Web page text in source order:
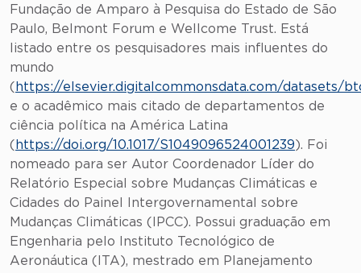
Fundação de Amparo à Pesquisa do Estado de São
Paulo, Belmont Forum e Wellcome Trust. Está
listado entre os pesquisadores mais influentes do
mundo
( https://elsevier.digitalcommonsdata.com/datasets/
e o acadêmico mais citado de departamentos de
ciência política na América Latina
( https://doi.org/10.1017/S1049096524001239). Foi
nomeado para ser Autor Coordenador Líder do
Relatório Especial sobre Mudanças Climáticas e
Cidades do Painel Intergovernamental sobre
Mudanças Climáticas (IPCC). Possui graduação em
Engenharia pelo Instituto Tecnológico de
Aeronáutica (ITA), mestrado em Planejamento